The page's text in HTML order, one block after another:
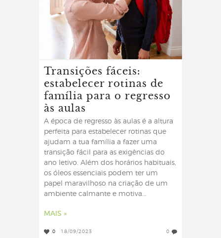
Transições fáceis:
estabelecer rotinas de
família para o regresso
às aulas
A época de regresso às aulas é a altura
perfeita para estabelecer rotinas que
ajudam a tua família a fazer uma
transição fácil para as exigências do
ano letivo. Além dos horários habituais,
os óleos essenciais podem ter um
papel maravilhoso na criação de um
ambiente calmante e motiva...
MAIS »
0 18/09/2023 0